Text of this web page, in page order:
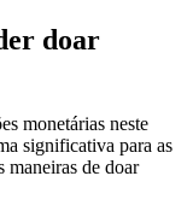
doar
monetárias neste
significativa para as
maneiras de doar